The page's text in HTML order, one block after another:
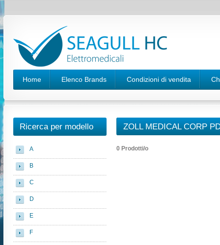
Home Elenco Brands Condizioni di vendita
ZOLL MEDICAL CORP
0 Prodotti/o
Ricerca per modello
A
B
C
D
E
F